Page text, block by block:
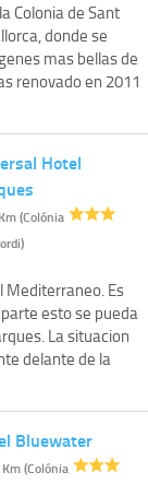
Colonia de Sant
donde se
mas bellas de
renovado en 2011
Hotel
(Colónia
Mediterraneo. Es
esto se pueda
La situacion
delante de la
Bluewater
(Colónia